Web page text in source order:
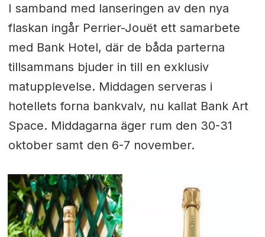
I samband med lanseringen av den nya
flaskan ingår Perrier-Jouët ett samarbete
med Bank Hotel, där de båda parterna
tillsammans bjuder in till en exklusiv
matupplevelse. Middagen serveras i
hotellets forna bankvalv, nu kallat Bank Art
Space. Middagarna äger rum den 30-31
oktober samt den 6-7 november.